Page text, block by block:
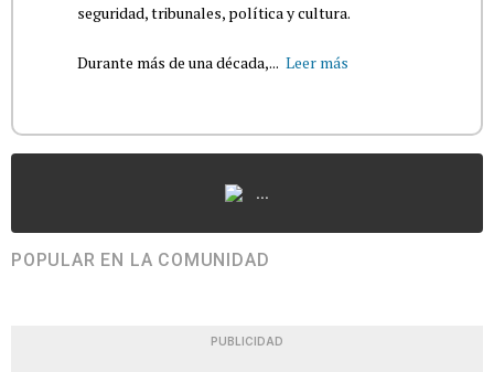
seguridad, tribunales, política y cultura.
Durante más de una década,... Leer más
...
POPULAR EN LA COMUNIDAD
PUBLICIDAD